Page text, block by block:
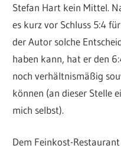
Stefan Hart kein Mittel.
es kurz vor Schluss 5:4
der Autor solche
haben kann, hat er den
noch verhältnismäßig
können (an dieser Stelle
mich selbst).
Dem Feinkost-